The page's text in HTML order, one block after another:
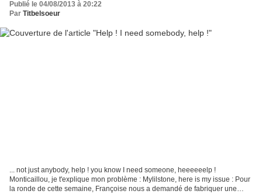
Publié le 04/08/2013 à 20:22
Par Titbelsoeur
... not just anybody, help ! you know I need someone, heeeeeelp !
Monticaillou, je t'explique mon problème : Mylilstone, here is my issue : Pour
la ronde de cette semaine, Françoise nous a demandé de fabriquer une